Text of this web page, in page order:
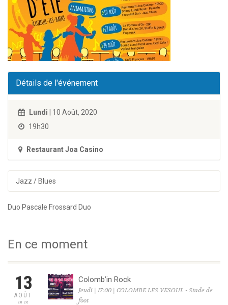
Détails de l'événement
Lundi | 10 Août, 2020
19h30
Restaurant Joa Casino
Jazz / Blues
Duo Pascale Frossard Duo
En ce moment
13
AOÛT
2026
Colomb’in Rock
Jeudi | 17:00 | COLOMBE LES VESOUL - Stade de
foot